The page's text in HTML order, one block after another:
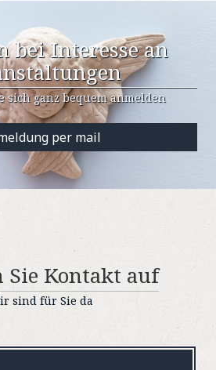
bei Interesse an
sich ganz bequem anmelden
per mail
Sie Kontakt auf
sind für Sie da